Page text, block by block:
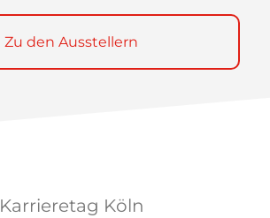
Zu den Ausstellern
Karrieretag Köln